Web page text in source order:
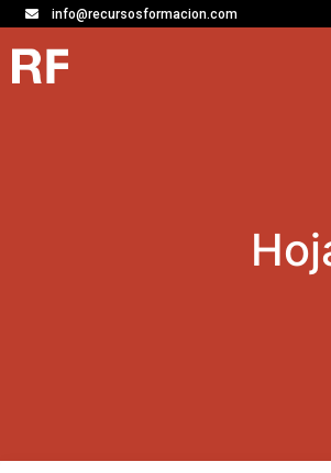
info@recursosformacion.com